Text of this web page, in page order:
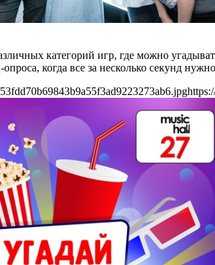
категорий игр, где можно
когда все за несколько секунд